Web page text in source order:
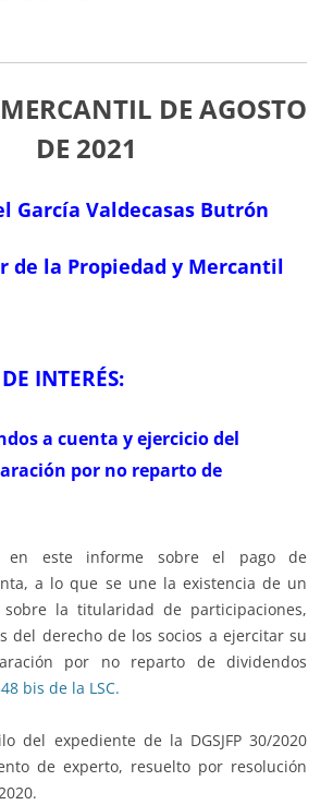
DE AGOSTO
DE 2021
García Valdecasas Butrón
de la Propiedad y Mercantil
INTERÉS:
a cuenta y ejercicio del
por no reparto de
en este informe sobre el pago de
a lo que se une la existencia de un
la titularidad de participaciones,
del derecho de los socios a ejercitar su
por no reparto de dividendos
bis de la LSC.
del expediente de la DGSJFP 30/2020
de experto, resuelto por resolución